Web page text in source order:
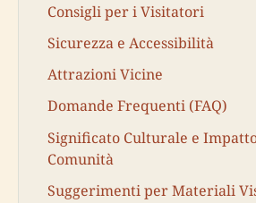
Consigli per i Visitatori
Sicurezza e Accessibilità
Attrazioni Vicine
Domande Frequenti (FAQ)
Significato Culturale e
Comunità
Suggerimenti per Materiali